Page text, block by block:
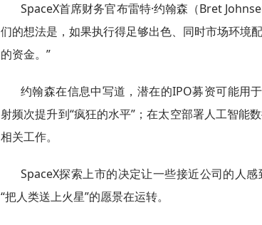
SpaceX首席财务官布雷特·约翰森（Bret
们的想法是，如果执行得足够出色、同时市场环境
的资金。”
约翰森在信息中写道，潜在的IPO募资可能用
射频次提升到“疯狂的水平”；在太空部署人工智能
相关工作。
SpaceX探索上市的决定让一些接近公司的人
“把人类送上火星”的愿景在运转。